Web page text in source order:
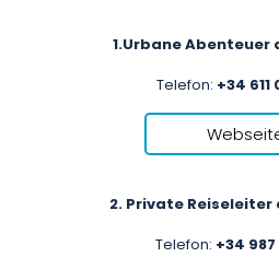
1.Urbane Abenteuer
Telefon: +34 611
2. Private
Telefon: +34 987